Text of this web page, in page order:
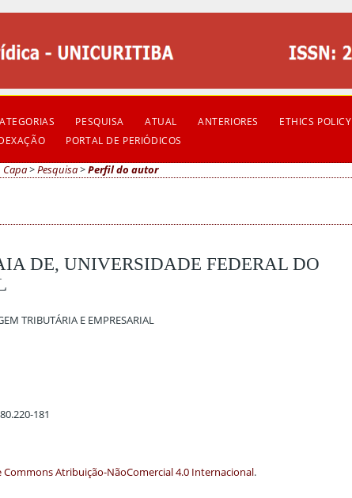
PESQUISA ATUAL ANTERIORES ETHICS POLICY
PORTAL DE PERIÓDICOS
Capa>Pesquisa>Perfil do autor
DE, UNIVERSIDADE FEDERAL DO
TRIBUTÁRIA E EMPRESARIAL
181
Commons Atribuição-NãoComercial 4.0 Internacional.